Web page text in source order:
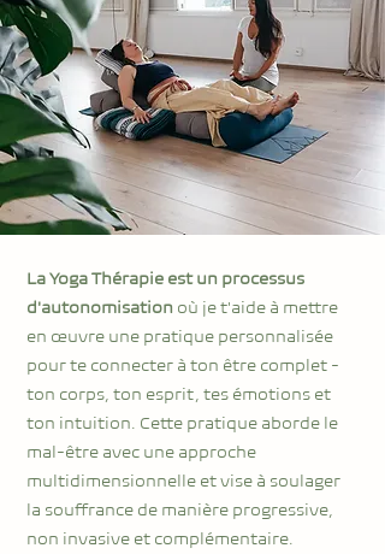
La Yoga Thérapie est un processus
d'autonomisation où je t'aide à mettre
en œuvre une pratique personnalisée
pour te connecter à ton être complet -
ton corps, ton esprit, tes émotions et
ton intuition. Cette pratique aborde le
mal-être avec une approche
multidimensionnelle et vise à soulager
la souffrance de manière progressive,
non invasive et complémentaire.